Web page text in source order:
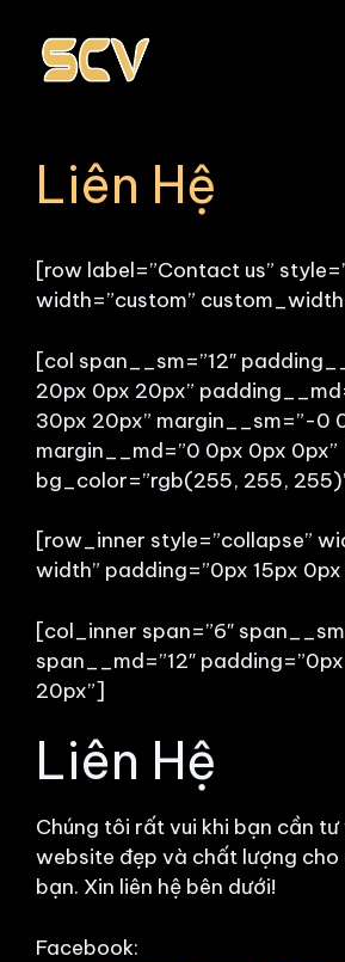
Liên Hệ
[row label=”Contact us”
width=”custom”
[col span__sm=”12″
20px 0px 20px”
30px 20px” margin__sm=”-0
margin__md=”0 0px 0px 0px”
bg_color=”rgb(255, 255,
[row_inner style=”collapse”
width” padding=”0px 15px 0px
[col_inner span=”6″
span__md=”12″
20px”]
Liên Hệ
Chúng tôi rất vui khi bạn cần
website đẹp và chất lượng
bạn. Xin liên hệ bên dưới!
Facebook: